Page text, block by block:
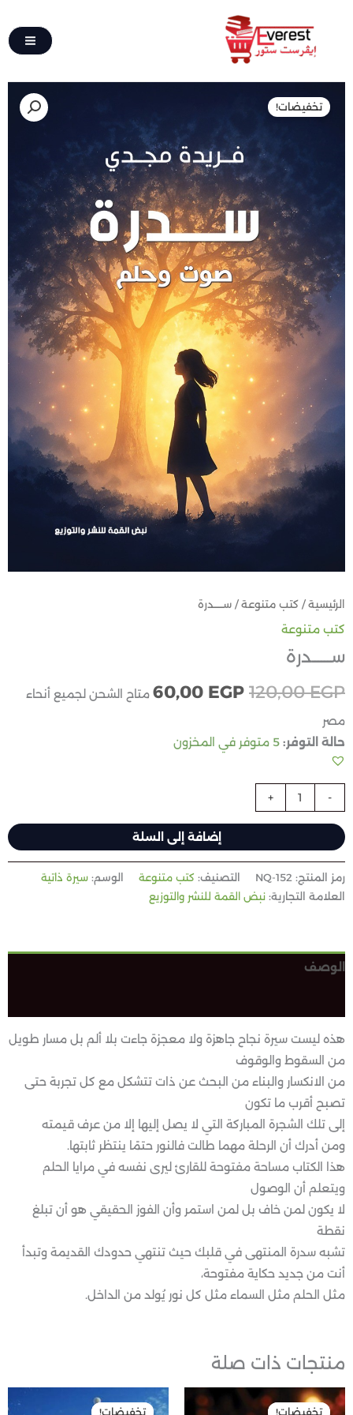
المحتوى
تخفيضات!
الرئيسية/ كتب متنوعة/ ســــــدرة
كتب متنوعة
ســــــدرة
120,00EGP
الأصلي
هو:
120,00 EGP.
60,00 EGP
الحالي
هو:
60,00 EGP.
متاح الشحن لجميع أنحاء
مصر
حالة التوفر: 5 متوفر في المخزون
-
ســــــدرة
+
إضافة إلى السلة
رمز المنتج: NQ-152 التصنيف: كتب متنوعة الوسم: سيرة ذاتية
العلامة التجارية: نبض القمة للنشر والتوزيع
الوصف
هذه ليست سيرة نجاح جاهزة ولا معجزة جاءت بلا ألم بل مسار طويل
من السقوط والوقوف
من الانكسار والبناء من البحث عن ذات تتشكل مع كل تجربة حتى
تصبح أقرب ما تكون
إلى تلك الشجرة المباركة التي لا يصل إليها إلا من عرف قيمته
ومن أدرك أن الرحلة مهما طالت فالنور حتمًا ينتظر ثابتها.
هذا الكتاب مساحة مفتوحة للقارئ ليرى نفسه في مرايا الحلم
ويتعلم أن الوصول
لا يكون لمن خاف بل لمن استمر وأن الفوز الحقيقي هو أن تبلغ
نقطة
تشبه سدرة المنتهى في قلبك حيث تنتهي حدودك القديمة وتبدأ
أنت من جديد حكاية مفتوحة،
مثل الحلم مثل السماء مثل كل نور يُولد من الداخل.
منتجات ذات صلة
تخفيضات!
تخفيضات!
السعر
الأصلي
السعر
الحالي
تخفيضات!
تخفيضات!
الحالي